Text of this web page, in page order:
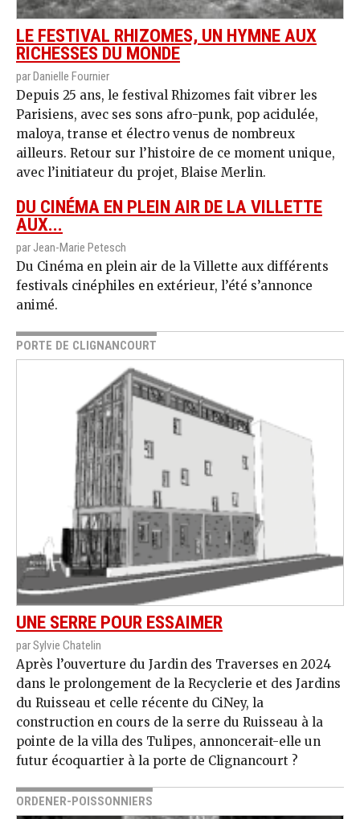
LE FESTIVAL RHIZOMES, UN HYMNE AUX
RICHESSES DU MONDE
par Danielle Fournier
Depuis 25 ans, le festival Rhizomes fait vibrer les
Parisiens, avec ses sons afro-punk, pop acidulée,
maloya, transe et électro venus de nombreux
ailleurs. Retour sur l’histoire de ce moment unique,
avec l’initiateur du projet, Blaise Merlin.
DU CINÉMA EN PLEIN AIR DE LA VILLETTE
AUX...
par Jean-Marie Petesch
Du Cinéma en plein air de la Villette aux différents
festivals cinéphiles en extérieur, l’été s’annonce
animé.
PORTE DE CLIGNANCOURT
UNE SERRE POUR ESSAIMER
par Sylvie Chatelin
Après l’ouverture du Jardin des Traverses en 2024
dans le prolongement de la Recyclerie et des Jardins
du Ruisseau et celle récente du CiNey, la
construction en cours de la serre du Ruisseau à la
pointe de la villa des Tulipes, annoncerait-elle un
futur écoquartier à la porte de Clignancourt ?
ORDENER-POISSONNIERS